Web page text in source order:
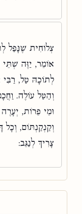
צְלוֹחִית שֶׁנָּפַל
אוֹמֵר, יַזֶּה שְׁתֵּי
לְתוֹכָהּ טַל, רַבִּי
וְהַטַּל עוֹלֶה.
וּמֵי פֵרוֹת, יְעָרֶה
וְקַנְקַנְתּוֹם,
צָרִיךְ לְנַגֵּב: